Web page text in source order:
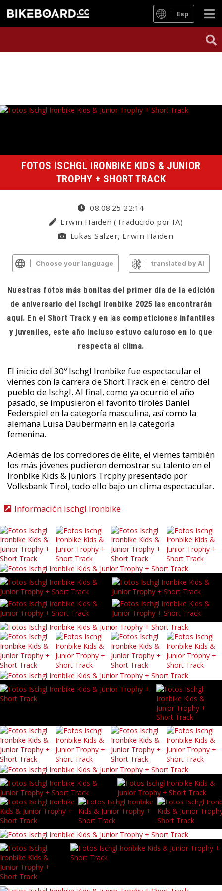
Esp
FOTOS ISCHGL IRONBIKE KIDS & JUNIOR
TROPHY + SHORT TRACK
08.08.25 22:14
Erwin Haiden (Traducido por IA)
Lukas Salzer, Erwin Haiden
Choose your language translated by AI
Nuestras fotos más bonitas del primer día de la edición
de aniversario del Ischgl Ironbike 2025 las encontrarán
aquí. En el Short Track y en las competiciones infantiles
y juveniles, este año incluso estuvo caluroso en lo que
respecta al clima.
El inicio del 30º Ischgl Ironbike fue espectacular el
viernes con la carrera de Short Track en el centro del
pueblo de Ischgl. Al final, como ya ocurrió el año
pasado, se impusieron el favorito tirolés Daniel
Federspiel en la categoría masculina, así como la
alemana Luisa Daubermann en la categoría
femenina.
Además de los corredores de élite, el viernes también
los más jóvenes pudieron demostrar su talento en el
Ironbike Kids & Juniors Trophy presentado por
Volksbank Tirol, todo ello bajo un clima espectacular.
Información Ischgl Ironbike